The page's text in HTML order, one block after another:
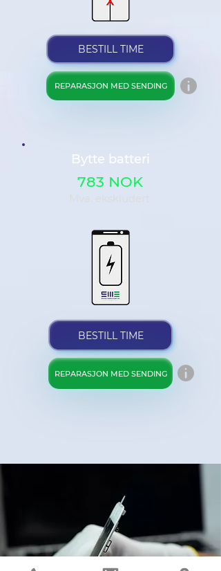
BESTILL TIME
REPARASJON MED SENDING
Bytte batteri
783 NOK
Mva. ekskludert
BESTILL TIME
REPARASJON MED SENDING